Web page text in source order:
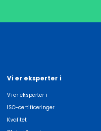
Vi er eksperter i
Vi er eksperter i
ISO-certificeringer
Kvalitet